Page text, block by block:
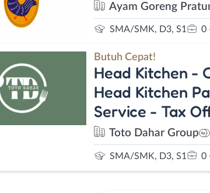
Ayam Goreng
SMA/SMK, D3, S1 0
Butuh Cepat!
Head Kitchen -
Head Kitchen
Service - Tax
Toto Dahar Group
SMA/SMK, D3, S1 0